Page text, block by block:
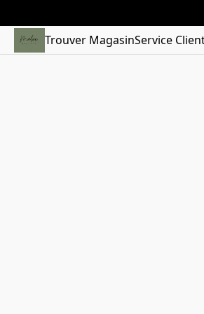
Trouver MagasinService